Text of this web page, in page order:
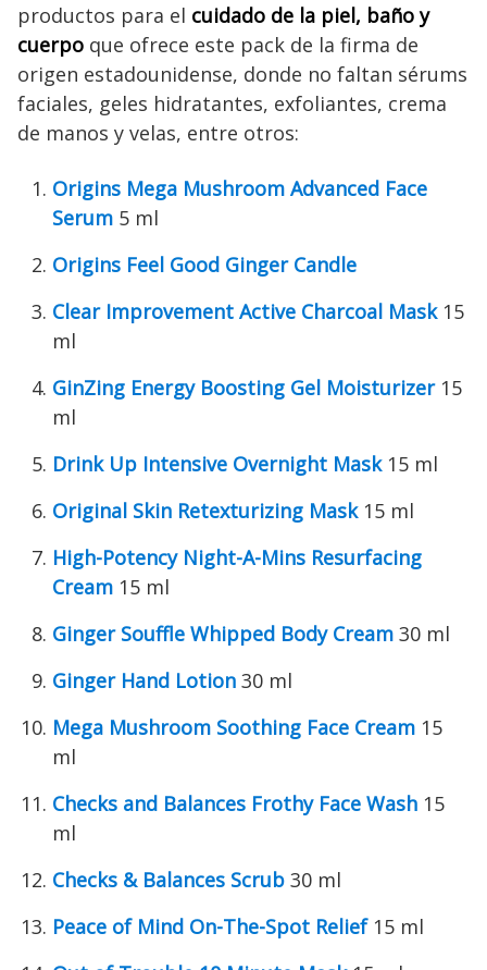
productos para el cuidado de la piel, baño y
cuerpo que ofrece este pack de la firma de
origen estadounidense, donde no faltan sérums
faciales, geles hidratantes, exfoliantes, crema
de manos y velas, entre otros:
Origins Mega Mushroom Advanced Face
Serum 5 ml
Origins Feel Good Ginger Candle
Clear Improvement Active Charcoal Mask15
ml
GinZing Energy Boosting Gel Moisturizer15
ml
Drink Up Intensive Overnight Mask15 ml
Original Skin Retexturizing Mask15 ml
High-Potency Night-A-Mins Resurfacing
Cream 15 ml
Ginger Souffle Whipped Body Cream 30 ml
Ginger Hand Lotion 30 ml
Mega Mushroom Soothing Face Cream 15
ml
Checks and Balances Frothy Face Wash 15
ml
Checks & Balances Scrub 30 ml
Peace of Mind On-The-Spot Relief15 ml